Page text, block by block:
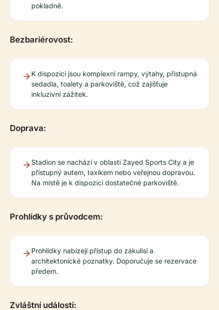
pokladně.
Bezbariérovost:
K dispozici jsou komplexní rampy, výtahy, přístupná
sedadla, toalety a parkoviště, což zajišťuje
inkluzivní zážitek.
Doprava:
Stadion se nachází v oblasti Zayed Sports City a je
přístupný autem, taxíkem nebo veřejnou dopravou.
Na místě je k dispozici dostatečné parkoviště.
Prohlídky s průvodcem:
Prohlídky nabízejí přístup do zákulisí a
architektonické poznatky. Doporučuje se rezervace
předem.
Zvláštní události: